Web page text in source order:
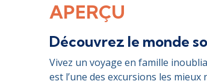
APERÇU
Découvrez le monde
Vivez un voyage en famille
est l’une des excursions les